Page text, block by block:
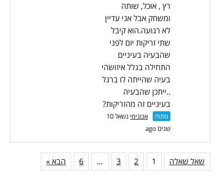
רץ , אוכל, שותה
ומשחק אבל אני עדיין
לא רגועה.הוא קיבל
שתי זריקות יום לפני
שהבעיה בעיניים
התחילה בגלל איזושהי
בעיה שהייתה לו ברגל
..ייתכן שהבעיה
בעיניים זה מהזריקות?
פתוח אנונימי
נשאל 10
שנים ago
1
2
3
…
6 הבא » שאל שאלה